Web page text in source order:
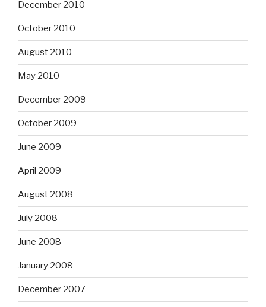
December 2010
October 2010
August 2010
May 2010
December 2009
October 2009
June 2009
April 2009
August 2008
July 2008
June 2008
January 2008
December 2007